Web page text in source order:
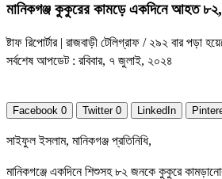
মানিকগঞ্জ কুকুরের কামড়ে একদিনে আহত
ষ্টাফ রিপোর্টার | রাজবাড়ী টেলিগ্রাফ / ২৯২ বার পড়া
সর্বশেষ আপডেট : রবিবার, ৭ জুলাই, ২০২৪
Facebook 0 Twitter 0 LinkedIn
সাইফুল ইসলাম, মানিকগঞ্জ প্রতিনিধি,
মানিকগঞ্জে একদিনে শিশুসহ ৮২ জনকে কুকুরে